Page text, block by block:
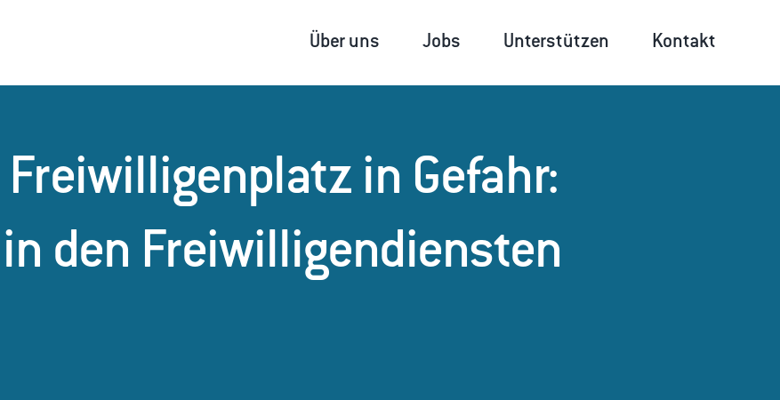
Über uns Jobs Unterstützen Kontakt
in Gefahr:
den Freiwilligendiensten